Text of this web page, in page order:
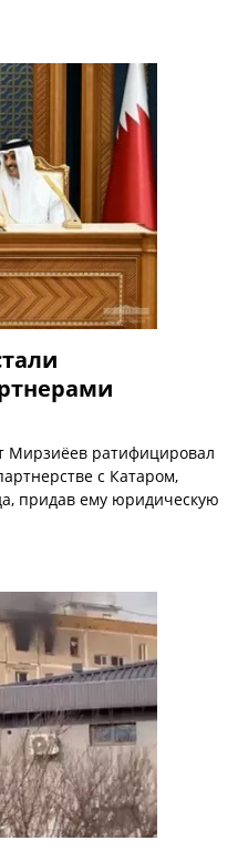
Мирзиёев ратифицировал
с Катаром,
придав ему юридическую